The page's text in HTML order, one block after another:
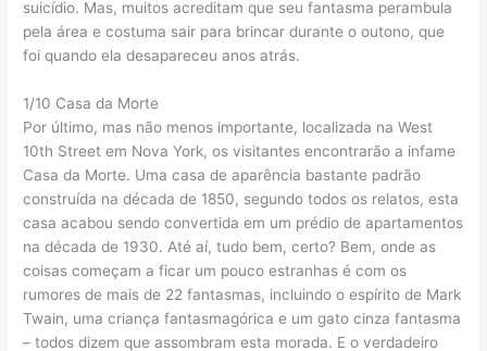
suicídio. Mas, muitos acreditam que seu fantasma perambula
pela área e costuma sair para brincar durante o outono, que
foi quando ela desapareceu anos atrás.
1/10 Casa da Morte
Por último, mas não menos importante, localizada na West
10th Street em Nova York, os visitantes encontrarão a infame
Casa da Morte. Uma casa de aparência bastante padrão
construída na década de 1850, segundo todos os relatos, esta
casa acabou sendo convertida em um prédio de apartamentos
na década de 1930. Até aí, tudo bem, certo? Bem, onde as
coisas começam a ficar um pouco estranhas é com os
rumores de mais de 22 fantasmas, incluindo o espírito de Mark
Twain, uma criança fantasmagórica e um gato cinza fantasma
– todos dizem que assombram esta morada. E o verdadeiro